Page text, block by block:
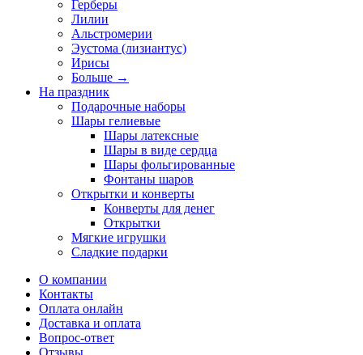
Герберы
Лилии
Альстромерии
Эустома (лизиантус)
Ирисы
Больше →
На праздник
Подарочные наборы
Шары гелиевые
Шары латексные
Шары в виде сердца
Шары фольгированные
Фонтаны шаров
Открытки и конверты
Конверты для денег
Открытки
Мягкие игрушки
Сладкие подарки
О компании
Контакты
Оплата онлайн
Доставка и оплата
Вопрос-ответ
Отзывы